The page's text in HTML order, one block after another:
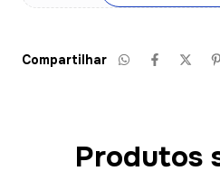
Compartilhar
Produtos